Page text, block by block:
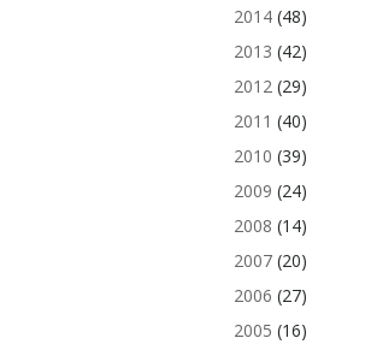
2014(48)
2013 (42)
2012(29)
2011 (40)
2010 (39)
2009 (24)
2008 (14)
2007(20)
2006 (27)
2005 (16)